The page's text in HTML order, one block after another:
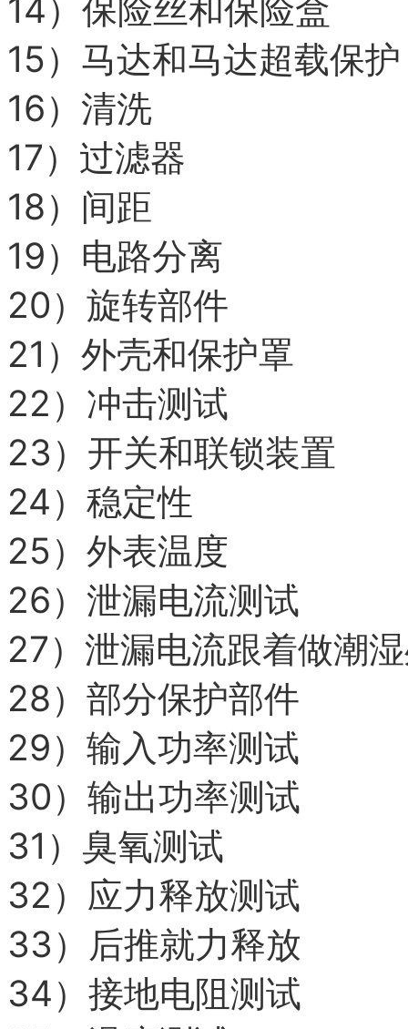
14） 保险丝和保险盒
15） 马达和马达超载保护
16） 清洗
17） 过滤器
18） 间距
19） 电路分离
20） 旋转部件
21） 外壳和保护罩
22） 冲击测试
23） 开关和联锁装置
24） 稳定性
25） 外表温度
26） 泄漏电流测试
27） 泄漏电流跟着做潮
28） 部分保护部件
29） 输入功率测试
30） 输出功率测试
31） 臭氧测试
32） 应力释放测试
33） 后推就力释放
34） 接地电阻测试